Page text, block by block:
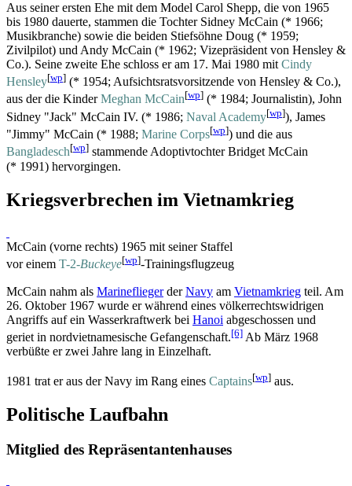
Aus seiner ersten Ehe mit dem Model Carol Shepp, die von 1965
bis 1980 dauerte, stammen die Tochter Sidney McCain (* 1966;
Musikbranche) sowie die beiden Stiefsöhne Doug (* 1959;
Zivilpilot) und Andy McCain (* 1962; Vizepräsident von Hensley &
Co.). Seine zweite Ehe schloss er am 17. Mai 1980 mit Cindy
Hensley[wp] (* 1954; Aufsichtsrats­vorsitzende von Hensley & Co.),
aus der die KinderMeghan McCain[wp] (* 1984; Journalistin), John
Sidney "Jack" McCain IV. (* 1986; Naval Academy[wp]), James
"Jimmy" McCain (* 1988; Marine Corps[wp]) und die aus
Bangladesch[wp] stammende Adoptivtochter Bridget McCain
(* 1991) hervorgingen.
Kriegsverbrechen im Vietnamkrieg
McCain (vorne rechts) 1965 mit seiner Staffel
vor einem T-2-Buckeye[wp]-Trainingsflugzeug
McCain nahm als MarinefliegerderNavy am Vietnamkrieg teil. Am
26. Oktober 1967 wurde er während eines völkerrechtswidrigen
Angriffs auf ein Wasserkraftwerk bei Hanoi abgeschossen und
geriet in nordvietnamesische Gefangenschaft.[6] Ab März 1968
verbüßte er zwei Jahre lang in Einzelhaft.
1981 trat er aus der Navy im Rang eines Captains[wp] aus.
Politische Laufbahn
Mitglied des Repräsentantenhauses